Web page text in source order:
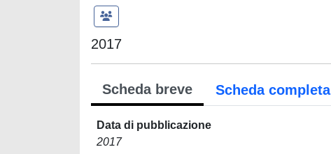
2017
Scheda breve Scheda completa
Data di pubblicazione
2017